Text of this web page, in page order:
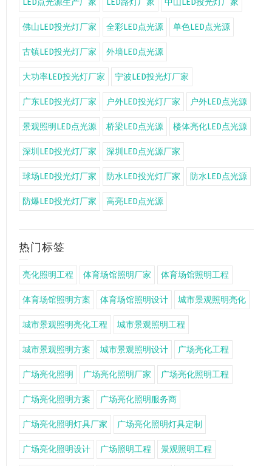
LED点光源生产厂家 LED路灯厂家 中山LED投光灯厂家
佛山LED投光灯厂家 全彩LED点光源 单色LED点光源
古镇LED投光灯厂家 外墙LED点光源
大功率LED投光灯厂家 宁波LED投光灯厂家
广东LED投光灯厂家 户外LED投光灯厂家 户外LED点光源
景观照明LED点光源 桥梁LED点光源 楼体亮化LED点光源
深圳LED投光灯厂家 深圳LED点光源厂家
球场LED投光灯厂家 防水LED投光灯厂家 防水LED点光源
防爆LED投光灯厂家 高亮LED点光源
热门标签
亮化照明工程 体育场馆照明厂家 体育场馆照明工程
体育场馆照明方案 体育场馆照明设计 城市景观照明亮化
城市景观照明亮化工程 城市景观照明工程
城市景观照明方案 城市景观照明设计 广场亮化工程
广场亮化照明 广场亮化照明厂家 广场亮化照明工程
广场亮化照明方案 广场亮化照明服务商
广场亮化照明灯具厂家 广场亮化照明灯具定制
广场亮化照明设计 广场照明工程 景观照明工程